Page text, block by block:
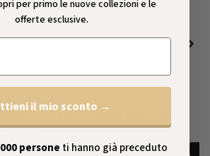
Finitura
5/5 finitura perfetta
Ti potrebbe piacere...
per primo le nuove collezioni e le
offerte esclusive.
il mio sconto →
persone ti hanno già preceduto